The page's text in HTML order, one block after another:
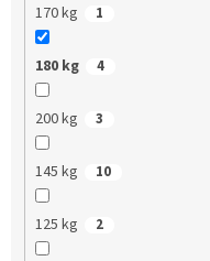
170 kg 1
180 kg 4
200 kg 3
145 kg 10
125 kg 2